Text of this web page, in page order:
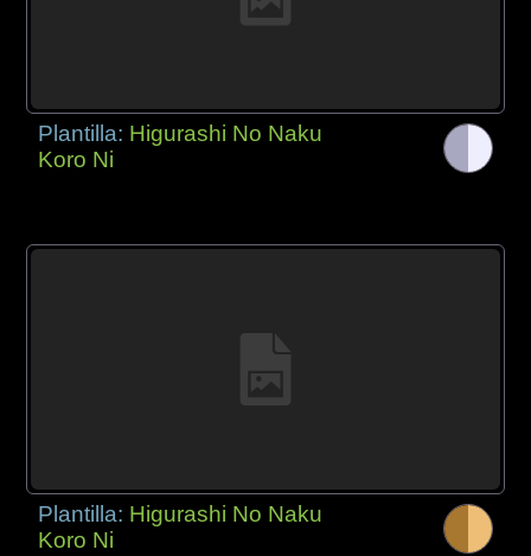
Plantilla: Higurashi No Naku
Koro Ni
Plantilla: Higurashi No Naku
Koro Ni